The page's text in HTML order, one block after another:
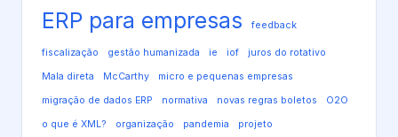
ERP para empresas feedback
fiscalização gestão humanizada ie iof juros do rotativo
Mala direta McCarthy micro e pequenas empresas
migração de dados ERP normativa novas regras boletos O2O
o que é XML? organização pandemia projeto